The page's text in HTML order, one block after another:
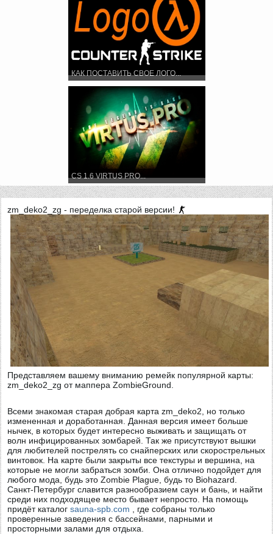
КАК ПОСТАВИТЬ СВОЕ ЛОГО...
CS 1.6 VIRTUS PRO...
zm_deko2_zg - переделка старой версии!
Представляем вашему вниманию ремейк популярной карты:
zm_deko2_zg от маппера ZombieGround.
Всеми знакомая старая добрая карта zm_deko2, но только
измененная и доработанная. Данная версия имеет больше
нычек, в которых будет интересно выживать и защищать от
волн инфицированных зомбарей. Так же присутствуют вышки
для любителей пострелять со снайперских или скорострельных
винтовок. На карте были закрыты все текстуры и вершина, на
которые не могли забраться зомби. Она отлично подойдет для
любого мода, будь это Zombie Plague, будь то Biohazard.
Санкт-Петербург славится разнообразием саун и бань, и найти
среди них подходящее место бывает непросто. На помощь
придёт каталогsauna-spb.com , где собраны только
проверенные заведения с бассейнами, парными и
просторными залами для отдыха.